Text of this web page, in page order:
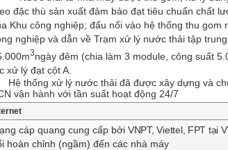
đặc thù sản xuất đảm bảo đạt tiêu chuẩn chất
Khu công nghiệp; đấu nối vào hệ thống thu gom
nghiệp và dẫn về Trạm xử lý nước thải tập
3ngày đêm (chia làm 3 module, công suất
xử lý đạt cột A.
thống xử lý nước thải đã được xây dựng và
vận hành với tần suất hoạt động 24/7
cáp quang cung cấp bởi VNPT, Viettel, FPT tại
hoàn chỉnh (ngầm) đến các nhà máy